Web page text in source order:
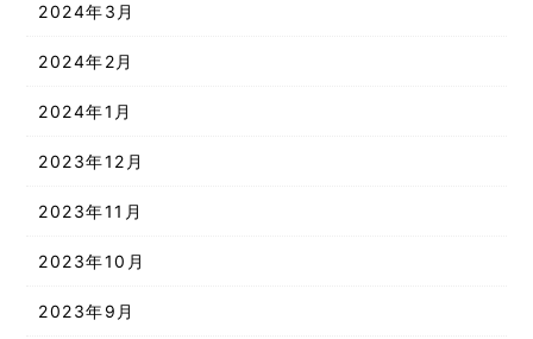
2024年3月
2024年2月
2024年1月
2023年12月
2023年11月
2023年10月
2023年9月